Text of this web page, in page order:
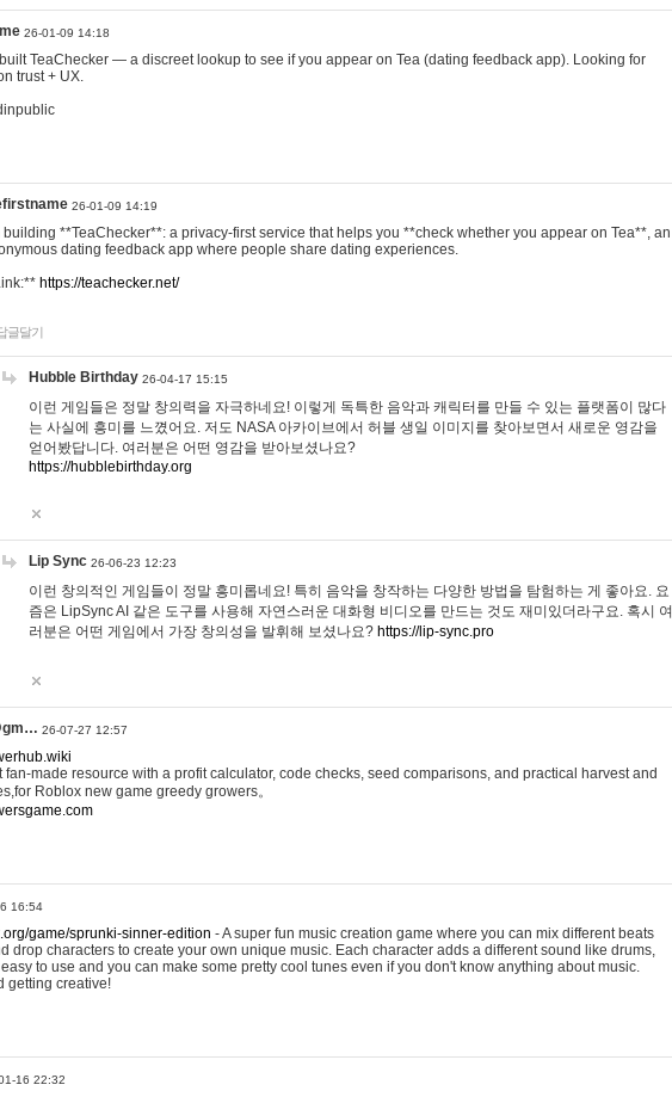
26-01-09 14:18
TeaChecker — a discreet lookup to see if you appear on Tea (dating feedback app). Looking for
trust + UX.
26-01-09 14:19
building **TeaChecker**: a privacy-first service that helps you **check whether you appear on Tea**, an
dating feedback app where people share dating experiences.
https://teachecker.net/
글달기
Hubble Birthday 26-04-17 15:15
이런 게임들은 정말 창의력을 자극하네요! 이렇게 독특한 음악과 캐릭터를 만들 수 있는 플랫폼이 많다
는 사실에 흥미를 느꼈어요. 저도 NASA 아카이브에서 허블 생일 이미지를 찾아보면서 새로운 영감을
얻어봤답니다. 여러분은 어떤 영감을 받아보셨나요?
https://hubblebirthday.org
Lip Sync 26-06-23 12:23
이런 창의적인 게임들이 정말 흥미롭네요! 특히 음악을 창작하는 다양한 방법을 탐험하는 게 좋아요. 요
즘은 LipSync AI 같은 도구를 사용해 자연스러운 대화형 비디오를 만드는 것도 재미있더라구요. 혹시 여
러분은 어떤 게임에서 가장 창의성을 발휘해 보셨나요? https://lip-sync.pro
26-07-27 12:57
made resource with a profit calculator, code checks, seed comparisons, and practical harvest and
Roblox new game greedy growers。
16:54
game/sprunki-sinner-edition - A super fun music creation game where you can mix different beats
drop characters to create your own unique music. Each character adds a different sound like drums,
to use and you can make some pretty cool tunes even if you don't know anything about music.
getting creative!
16 22:32